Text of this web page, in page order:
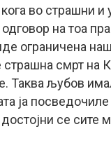
во страшни и
на тоа
ограничена
страшна смрт на
Таква љубов
ја
се сите